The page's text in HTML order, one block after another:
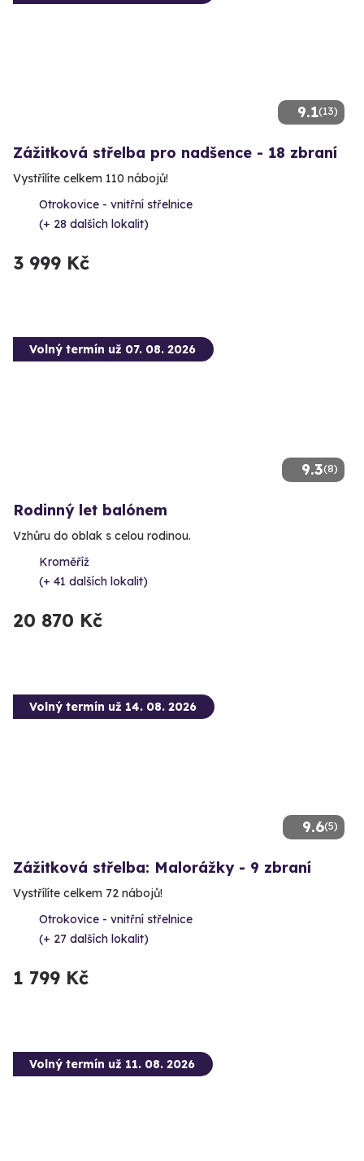
9.1(13)
Zážitková střelba pro nadšence - 18 zbraní
Vystřílíte celkem 110 nábojů!
Otrokovice - vnitřní střelnice
(+ 28 dalších lokalit)
3 999 Kč
9.3(8)
Volný termín už 07. 08. 2026
Rodinný let balónem
Vzhůru do oblak s celou rodinou.
Kroměříž
(+ 41 dalších lokalit)
20 870 Kč
9.6(5)
Volný termín už 14. 08. 2026
Zážitková střelba: Malorážky - 9 zbraní
Vystřílíte celkem 72 nábojů!
Otrokovice - vnitřní střelnice
(+ 27 dalších lokalit)
1 799 Kč
Volný termín už 11. 08. 2026